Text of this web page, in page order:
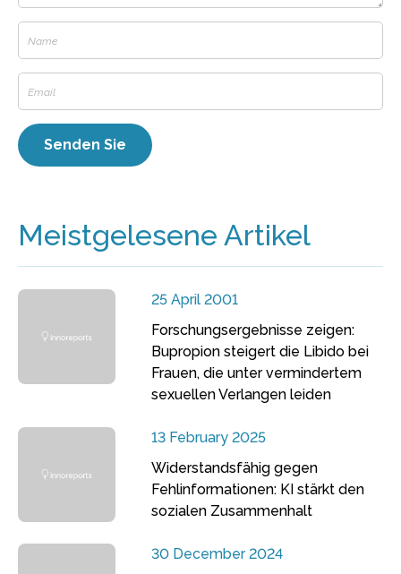
Meistgelesene Artikel
25 April 2001
Forschungsergebnisse zeigen:
Bupropion steigert die Libido bei
Frauen, die unter vermindertem
sexuellen Verlangen leiden
13 February 2025
Widerstandsfähig gegen
Fehlinformationen: KI stärkt den
sozialen Zusammenhalt
30 December 2024